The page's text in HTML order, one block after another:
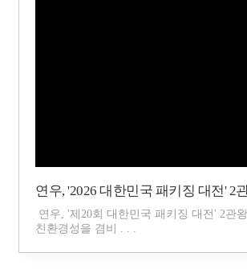
연우, '2026 대한민국 패키징 대전' 2
연우, '제20회 대한민국 패키징 대전' 2관
친환경성을 겸비 . . .